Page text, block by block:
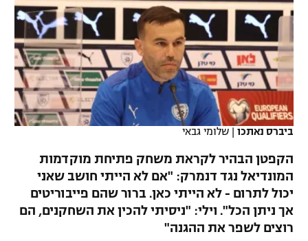
VOD
רץ ברשת
לוח שידורים
ברחבה
נבחרת ישראל
מכבי חיפה
בית"ר ירושלים
מכבי תל אביב
הפועל חיפה
הפועל באר שבע
ליגה ספרדית
ליגה איטלקית
ליגה צרפתית
ליגה הולנדית
ליגה טורקית
ליגה סינית
ליגה ברזילאית
כדורסל נשים
מכבי תל אביב
הפועל חולון
הפועל ירושלים
יורוליג
יורוקאפ
טניס
כדוריד
כדורעף
שחייה
ג'ודו
אגרוף
ביברס נאתכו | שלומי גבאי
הקפטן הבהיר לקראת משחק פתיחת מוקדמות
המונדיאל נגד דנמרק: "אם לא הייתי חושב שאני
יכול לתרום - לא הייתי כאן. ברור שהם פייבוריטים
אך ניתן הכל". וילי: "ניסיתי להכין את השחקנים, הם
רוצים לשפר את ההגנה"